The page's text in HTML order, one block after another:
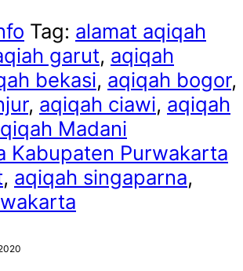
Tag: alamat aqiqah
garut, aqiqah
bekasi, aqiqah bogor,
, aqiqah ciawi, aqiqah
Madani
Kabupaten Purwakarta
, aqiqah singaparna,